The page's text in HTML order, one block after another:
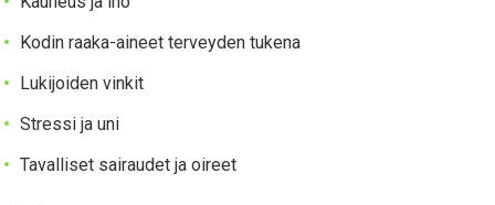
Kodin raaka-aineet terveyden tukena
Lukijoiden vinkit
Stressi ja uni
Tavalliset sairaudet ja oireet